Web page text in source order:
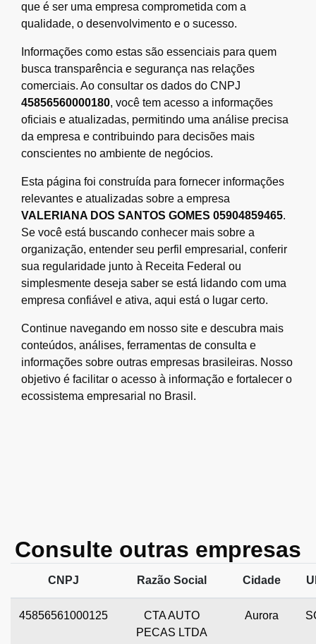
que é ser uma empresa comprometida com a
qualidade, o desenvolvimento e o sucesso.
Informações como estas são essenciais para quem
busca transparência e segurança nas relações
comerciais. Ao consultar os dados do CNPJ
45856560000180, você tem acesso a informações
oficiais e atualizadas, permitindo uma análise precisa
da empresa e contribuindo para decisões mais
conscientes no ambiente de negócios.
Esta página foi construída para fornecer informações
relevantes e atualizadas sobre a empresa
VALERIANA DOS SANTOS GOMES 05904859465.
Se você está buscando conhecer mais sobre a
organização, entender seu perfil empresarial, conferir
sua regularidade junto à Receita Federal ou
simplesmente deseja saber se está lidando com uma
empresa confiável e ativa, aqui está o lugar certo.
Continue navegando em nosso site e descubra mais
conteúdos, análises, ferramentas de consulta e
informações sobre outras empresas brasileiras. Nosso
objetivo é facilitar o acesso à informação e fortalecer o
ecossistema empresarial no Brasil.
Consulte outras empresas
CNPJ Razão Social Cidade
45856561000125
CTA AUTO
PECAS LTDA
Aurora